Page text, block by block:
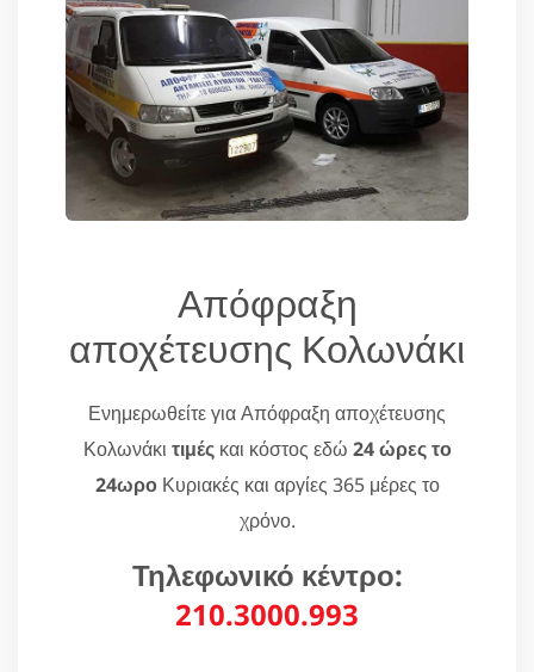
Απόφραξη
αποχέτευσης Κολωνάκι
Ενημερωθείτε για Απόφραξη αποχέτευσης
Κολωνάκι τιμέςκαι κόστος εδώ 24 ώρες το
24ωροΚυριακές και αργίες 365 μέρες το
χρόνο.
Τηλεφωνικό κέντρο:
210.3000.993